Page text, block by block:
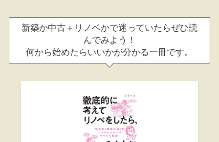
新築か中古＋リノベかで迷っていたらぜひ読
んでみよう！
何から始めたらいいかが分かる一冊です。